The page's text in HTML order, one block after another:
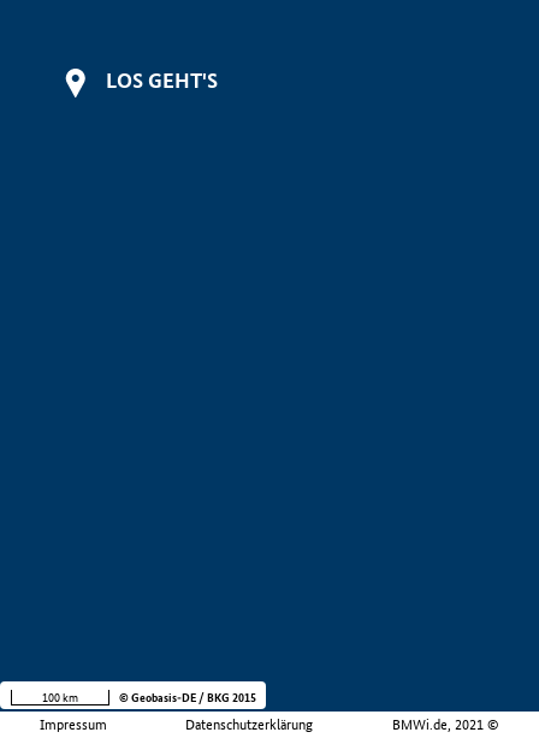
LOS GEHT'S
Impressum Datenschutzerklärung BMWi.de, 2021 ©
100 km © Geobasis-DE / BKG 2015